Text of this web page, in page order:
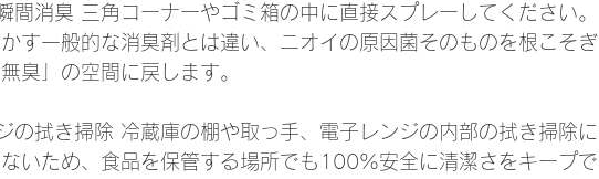
消臭 三角コーナーやゴミ箱の中に直接スプレーしてください。
す一般的な消臭剤とは違い、ニオイの原因菌そのものを根こそぎ
臭」の空間に戻します。
拭き掃除 冷蔵庫の棚や取っ手、電子レンジの内部の拭き掃除に
いため、食品を保管する場所でも100%安全に清潔さをキープで